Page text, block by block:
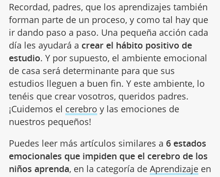
Recordad, padres, que los aprendizajes también
forman parte de un proceso, y como tal hay que
ir dando paso a paso. Una pequeña acción cada
día les ayudará a crear el hábito positivo de
estudio. Y por supuesto, el ambiente emocional
de casa será determinante para que sus
estudios lleguen a buen fin. Y este ambiente, lo
tenéis que crear vosotros, queridos padres.
¡Cuidemos el cerebro y las emociones de
nuestros pequeños!
Puedes leer más artículos similares a 6 estados
emocionales que impiden que el cerebro de los
niños aprenda, en la categoría de Aprendizajeen